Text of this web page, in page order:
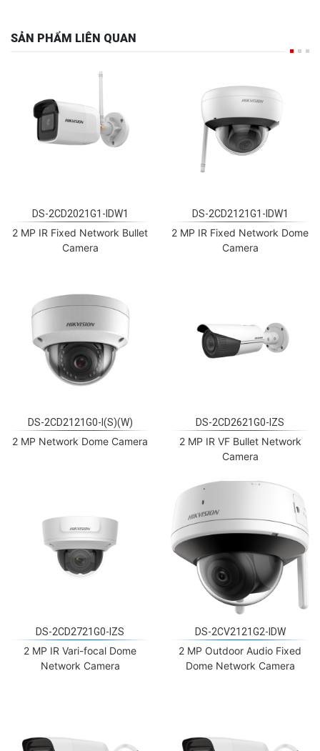
SẢN PHẨM LIÊN QUAN
DS-2CD2021G1-IDW1
2 MP IR Fixed Network Bullet
Camera
DS-2CD2121G1-IDW1
2 MP IR Fixed Network Dome
Camera
DS-2CD2121G0-I(S)(W)
2 MP Network Dome Camera
DS-2CD2621G0-IZS
2 MP IR VF Bullet Network
Camera
DS-2CD2721G0-IZS
2 MP IR Vari-focal Dome
Network Camera
DS-2CV2121G2-IDW
2 MP Outdoor Audio Fixed
Dome Network Camera